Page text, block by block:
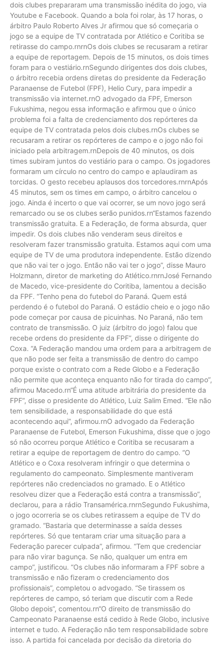
dois clubes prepararam uma transmissão inédita do jogo, via
Youtube e Facebook. Quando a bola foi rolar, às 17 horas, o
árbitro Paulo Roberto Alves Jr afirmou que só começaria o
jogo se a equipe de TV contratada por Atlético e Coritiba se
retirasse do campo.rnrnOs dois clubes se recusaram a retirar
a equipe de reportagem. Depois de 15 minutos, os dois times
foram para o vestiário.rnSegundo dirigentes dos dois clubes,
o árbitro recebia ordens diretas do presidente da Federação
Paranaense de Futebol (FPF), Helio Cury, para impedir a
transmissão via internet.rnO advogado da FPF, Emerson
Fukushima, negou essa informação e afirmou que o único
problema foi a falta de credenciamento dos repórteres da
equipe de TV contratada pelos dois clubes.rnOs clubes se
recusaram a retirar os repórteres de campo e o jogo não foi
iniciado pela arbitragem.rnDepois de 40 minutos, os dois
times subiram juntos do vestiário para o campo. Os jogadores
formaram um círculo no centro do campo e aplaudiram as
torcidas. O gesto recebeu aplausos dos torcedores.rnrnApós
45 minutos, sem os times em campo, o árbitro cancelou o
jogo. Ainda é incerto o que vai ocorrer, se um novo jogo será
remarcado ou se os clubes serão punidos.rn“Estamos fazendo
transmissão gratuita. E a Federação, de forma absurda, quer
impedir. Os dois clubes não venderam seus direitos e
resolveram fazer transmissão gratuita. Estamos aqui com uma
equipe de TV de uma produtora independente. Estão dizendo
que não vai ter o jogo. Então não vai ter o jogo”, disse Mauro
Holzmann, diretor de marketing do Atlético.rnrnJosé Fernando
de Macedo, vice-presidente do Coritiba, lamentou a decisão
da FPF. “Tenho pena do futebol do Paraná. Quem está
perdendo é o futebol do Paraná. O estádio cheio e o jogo não
pode começar por causa de picuinhas. No Paraná, não tem
contrato de transmissão. O juiz (árbitro do jogo) falou que
recebe ordens do presidente da FPF”, disse o dirigente do
Coxa. “A Federação mandou uma ordem para a arbitragem de
que não pode ser feita a transmissão de dentro do campo
porque existe o contrato com a Rede Globo e a Federação
não permite que aconteça enquanto não for tirada do campo”,
afirmou Macedo.rn“É uma atitude arbitrária do presidente da
FPF”, disse o presidente do Atlético, Luiz Salim Emed. “Ele não
tem sensibilidade, a responsabilidade do que está
acontecendo aqui”, afirmou.rnO advogado da Federação
Paranaense de Futebol, Emerson Fukushima, disse que o jogo
só não ocorreu porque Atlético e Coritiba se recusaram a
retirar a equipe de reportagem de dentro do campo. “O
Atlético e o Coxa resolveram infringir o que determina o
regulamento do campeonato. Simplesmente mantiveram
repórteres não credenciados no gramado. E o Atlético
resolveu dizer que a Federação está contra a transmissão”,
declarou, para a rádio Transamérica.rnrnSegundo Fukushima,
o jogo ocorreria se os clubes retirassem a equipe de TV do
gramado. “Bastaria que determinasse a saída desses
repórteres. Só que tentaram criar uma situação para a
Federação parecer culpada”, afirmou. “Tem que credenciar
para não virar bagunça. Se não, qualquer um entra em
campo”, justificou. “Os clubes não informaram a FPF sobre a
transmissão e não fizeram o credenciamento dos
profissionais”, completou o advogado. “Se tirassem os
repórteres de campo, só teriam que discutir com a Rede
Globo depois”, comentou.rn“O direito de transmissão do
Campeonato Paranaense está cedido à Rede Globo, inclusive
internet e tudo. A Federação não tem responsabilidade sobre
isso. A partida foi cancelada por decisão da diretoria do